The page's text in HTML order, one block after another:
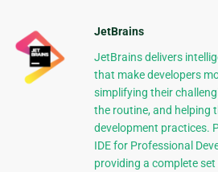
JetBrains
JetBrains delivers
that make developers
simplifying their
the routine, and helping
development practices.
IDE for Professional
providing a complete